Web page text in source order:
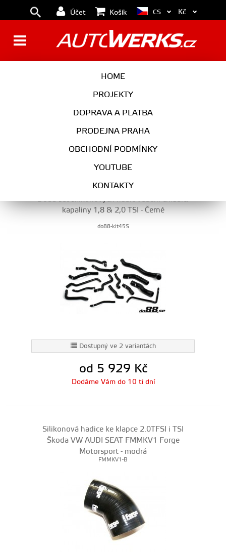
Účet Košík
HOME
PROJEKTY
DOPRAVA A PLATBA
PRODEJNA PRAHA
OBCHODNÍ PODMÍNKY
YOUTUBE
KONTAKTY
CS Kč
SILIKONOVÉ HADICE
MOTOR
Do88 set silikonových hadic vedení chladící
kapaliny 1,8 & 2,0 TSI - Černé
do88-kit45S
Dostupný ve 2 variantách
od 5 929 Kč
Dodáme Vám do 10 ti dní
Silikonová hadice ke klapce 2.0TFSI i TSI
Škoda VW AUDI SEAT FMMKV1 Forge
Motorsport - modrá
FMMKV1-B